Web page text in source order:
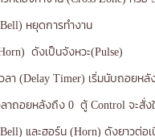
หยุดการทำงาน
ดังเป็นจังหวะ(Pulse)
า (Delay Timer) เริ่มนับถอยห
ลาถอยหลังถึง 0 ตู้ Control จะ
และฮอร์น (Horn) ดังยาวต่อ